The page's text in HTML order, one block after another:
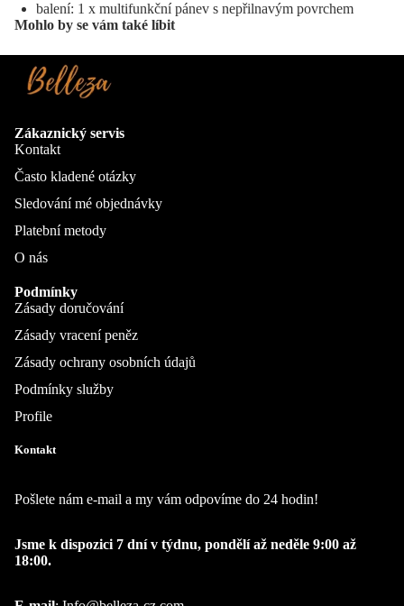
balení: 1 x multifunkční pánev s nepřilnavým povrchem
Mohlo by se vám také líbit
Zákaznický servis
Kontakt
Často kladené otázky
Sledování mé objednávky
Platební metody
O nás
Podmínky
Zásady doručování
Zásady vracení peněz
Zásady ochrany osobních údajů
Podmínky služby
Profile
Kontakt
Pošlete nám e-mail a my vám odpovíme do 24 hodin!
Jsme k dispozici 7 dní v týdnu, pondělí až neděle 9:00 až
18:00.